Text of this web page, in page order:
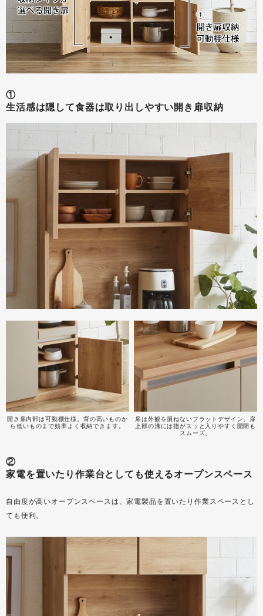
①
生活感は隠して食器は取り出しやすい開き扉収納
開き扉内部は可動棚仕様。背の高いものか
ら低いものまで効率よく収納できます。
扉は外観を損ねないフラットデザイン。扉
上部の溝には指がスッと入りやすく開閉も
スムーズ。
②
家電を置いたり作業台としても使えるオープンスペース
自由度が高いオープンスペースは、家電製品を置いたり作業スペースとし
ても便利。